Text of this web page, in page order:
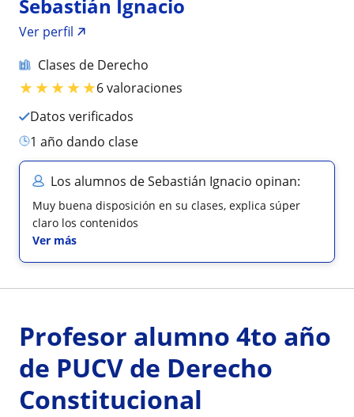
Sebastián Ignacio
Ver perfil
Clases de Derecho
★★★★★6 valoraciones
Datos verificados
1 año dando clase
Los alumnos de Sebastián Ignacio opinan:
Muy buena disposición en su clases, explica súper
claro los contenidos
Ver más
Profesor alumno 4to año
de PUCV de Derecho
Constitucional